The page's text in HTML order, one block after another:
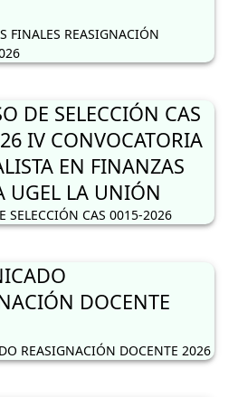
FINALES REASIGNACIÓN
DE SELECCIÓN CAS
IV CONVOCATORIA
EN FINANZAS
UGEL LA UNIÓN
SELECCIÓN CAS 0015-2026
DOCENTE
REASIGNACIÓN DOCENTE 2026